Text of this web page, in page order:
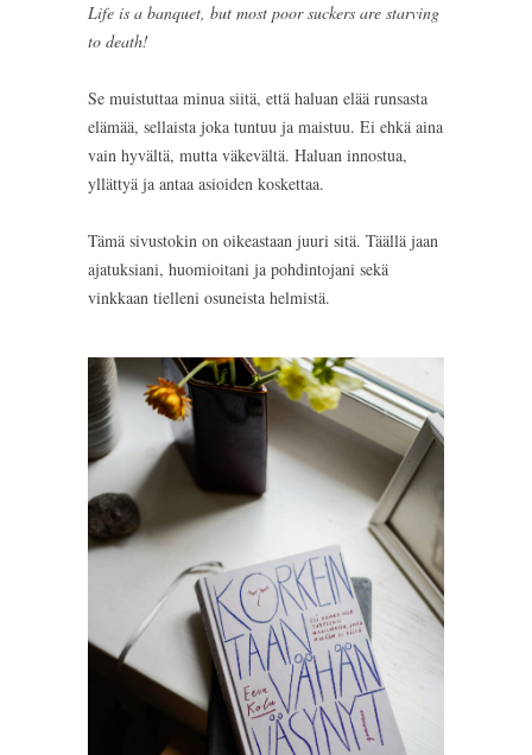
Life is a banquet, but most poor suckers are starving
to death!
Se muistuttaa minua siitä, että haluan elää runsasta
elämää, sellaista joka tuntuu ja maistuu. Ei ehkä aina
vain hyvältä, mutta väkevältä. Haluan innostua,
yllättyä ja antaa asioiden koskettaa.
Tämä sivustokin on oikeastaan juuri sitä. Täällä jaan
ajatuksiani, huomioitani ja pohdintojani sekä
vinkkaan tielleni osuneista helmistä.